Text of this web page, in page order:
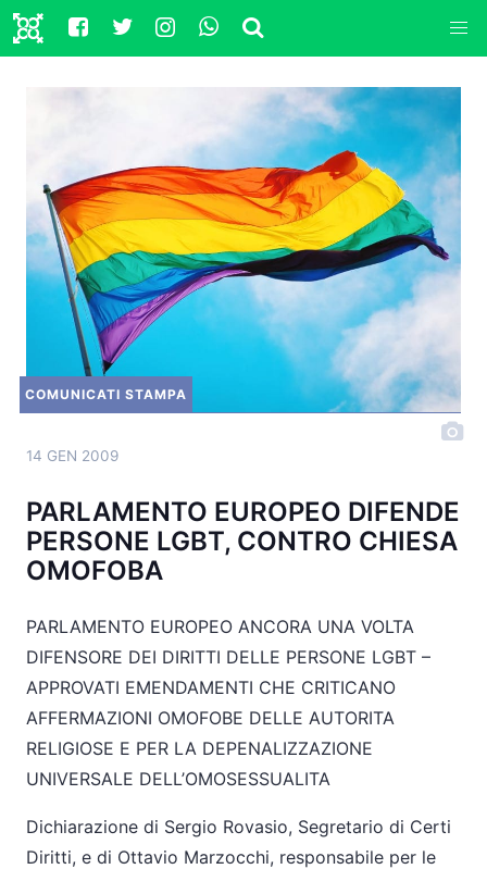
COMUNICATI STAMPA
14 GEN 2009
PARLAMENTO EUROPEO DIFENDE
PERSONE LGBT, CONTRO CHIESA
OMOFOBA
PARLAMENTO EUROPEO ANCORA UNA VOLTA
DIFENSORE DEI DIRITTI DELLE PERSONE LGBT –
APPROVATI EMENDAMENTI CHE CRITICANO
AFFERMAZIONI OMOFOBE DELLE AUTORITA
RELIGIOSE E PER LA DEPENALIZZAZIONE
UNIVERSALE DELL’OMOSESSUALITA
Dichiarazione di Sergio Rovasio, Segretario di Certi
Diritti, e di Ottavio Marzocchi, responsabile per le